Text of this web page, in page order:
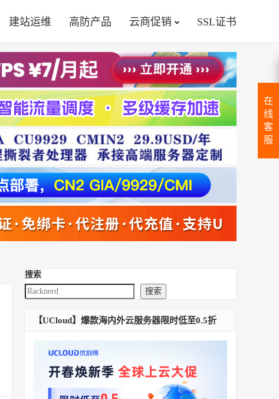
建站运维 高防产品 云商促销 SSL证书
搜索
搜索
【UCloud】爆款海内外云服务器限时低至0.5折
在
线
客
服